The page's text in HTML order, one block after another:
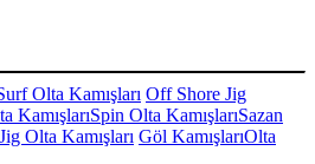
Olta Kamışları Off Shore Jig
KamışlarıSpin Olta KamışlarıSazan
Olta Kamışları Göl KamışlarıOlta